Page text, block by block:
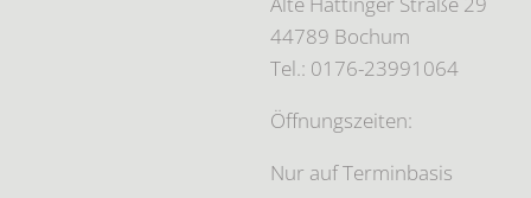
44789 Bochum
Tel.: 0176-23991064
Öffnungszeiten:
Nur auf Terminbasis